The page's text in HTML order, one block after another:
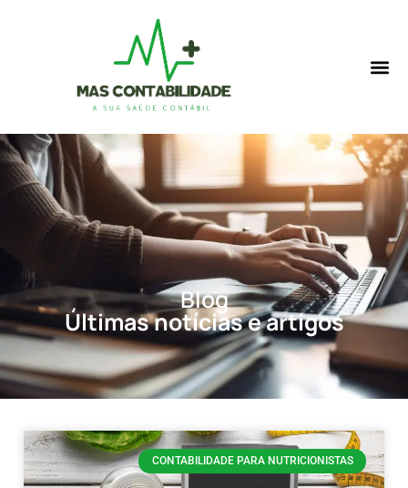
Blog
Últimas notícias e artigos
CONTABILIDADE PARA NUTRICIONISTAS